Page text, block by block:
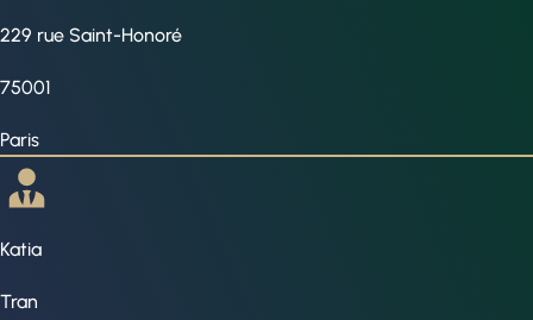
229 rue Saint-Honoré
75001
Paris
Katia
Tran